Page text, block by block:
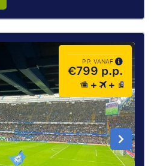
P.P. VANAF
€799 p.p.